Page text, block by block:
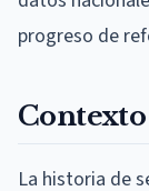
progreso de
La historia de